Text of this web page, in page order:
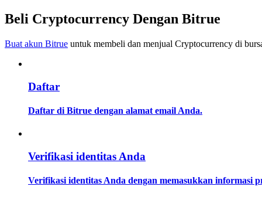
Menjadi Pedagang Salinan
Informasi
Analisis data besar termasuk info perdagangan, dll.
Beli Cryptocurrency Dengan Bitrue
Buat akun Bitrue untuk membeli dan menjual Cryptocurrency di
Daftar
Daftar di Bitrue dengan alamat email Anda.
Verifikasi identitas Anda
Verifikasi identitas Anda dengan memasukkan informasi